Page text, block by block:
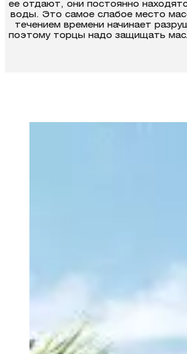
ее отдают, они постоянно
воды. Это самое слабое место
течением времени начинает
поэтому торцы надо защи­щать